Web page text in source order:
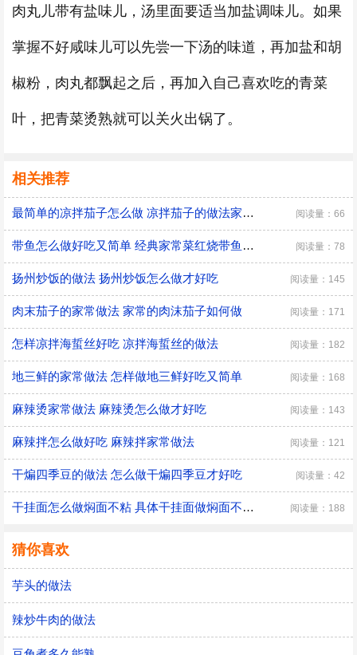
肉丸儿带有盐味儿，汤里面要适当加盐调味儿。如果
掌握不好咸味儿可以先尝一下汤的味道，再加盐和胡
椒粉，肉丸都飘起之后，再加入自己喜欢吃的青菜
叶，把青菜烫熟就可以关火出锅了。
相关推荐
最简单的凉拌茄子怎么做 凉拌茄子的做法家常窍门 阅读量：66
带鱼怎么做好吃又简单 经典家常菜红烧带鱼的做法 阅读量：78
扬州炒饭的做法 扬州炒饭怎么做才好吃 阅读量：145
肉末茄子的家常做法 家常的肉沫茄子如何做 阅读量：171
怎样凉拌海蜇丝好吃 凉拌海蜇丝的做法 阅读量：182
地三鲜的家常做法 怎样做地三鲜好吃又简单 阅读量：168
麻辣烫家常做法 麻辣烫怎么做才好吃 阅读量：143
麻辣拌怎么做好吃 麻辣拌家常做法 阅读量：121
干煸四季豆的做法 怎么做干煸四季豆才好吃 阅读量：42
干挂面怎么做焖面不粘 具体干挂面做焖面不粘的方法 阅读量：188
猜你喜欢
芋头的做法
辣炒牛肉的做法